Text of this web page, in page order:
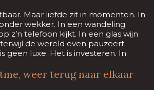
Maar liefde zit in momenten. In
wekker. In een wandeling
z’n telefoon kijkt. In een glas wijn
de wereld even pauzeert.
geen luxe. Het is investeren. In
weer terug naar elkaar